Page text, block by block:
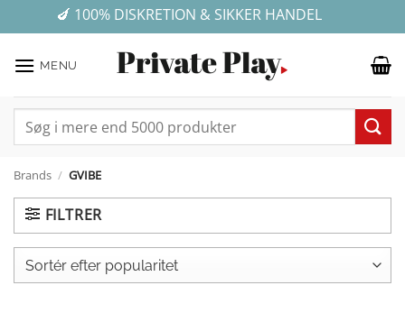
til
indhold
💰 GRATIS FRAGT VED KØB FOR OVER 499 KR.
🍆 100% DISKRETION & SIKKER HANDEL
★ ★ ★ ★ ★ 4,7 på Trustpilot
✓ E-MÆRKET WEBSHOP - DIN ONLINE TRYGHED
MENU
Søg
efter:
Brands / GVIBE
FILTRER